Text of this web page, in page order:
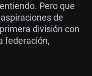
Pero que
de
división con
federación,